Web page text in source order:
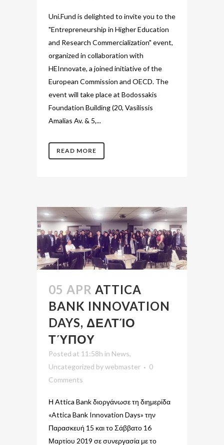
Uni.Fund is delighted to invite you to the
"Entrepreneurship in Higher Education
and Research Commercialization" event,
organized in collaboration with
HEInnovate, a joined initiative of the
European Commission and OECD. The
event will take place at Bodossakis
Foundation Building (20, Vasilissis
Amalias Av. & 5,...
READ MORE
05 APR ATTICA
BANK INNOVATION
DAYS, ΔΕΛΤΊΟ
ΤΎΠΟΥ
Posted at 11:58h in News,
Uncategorized bywebmaster
0
Comments
Η Attica Bank διοργάνωσε τη διημερίδα
«Attica Bank Innovation Days» την
Παρασκευή 15 και το Σάββατο 16
Μαρτίου 2019 σε συνεργασία με το